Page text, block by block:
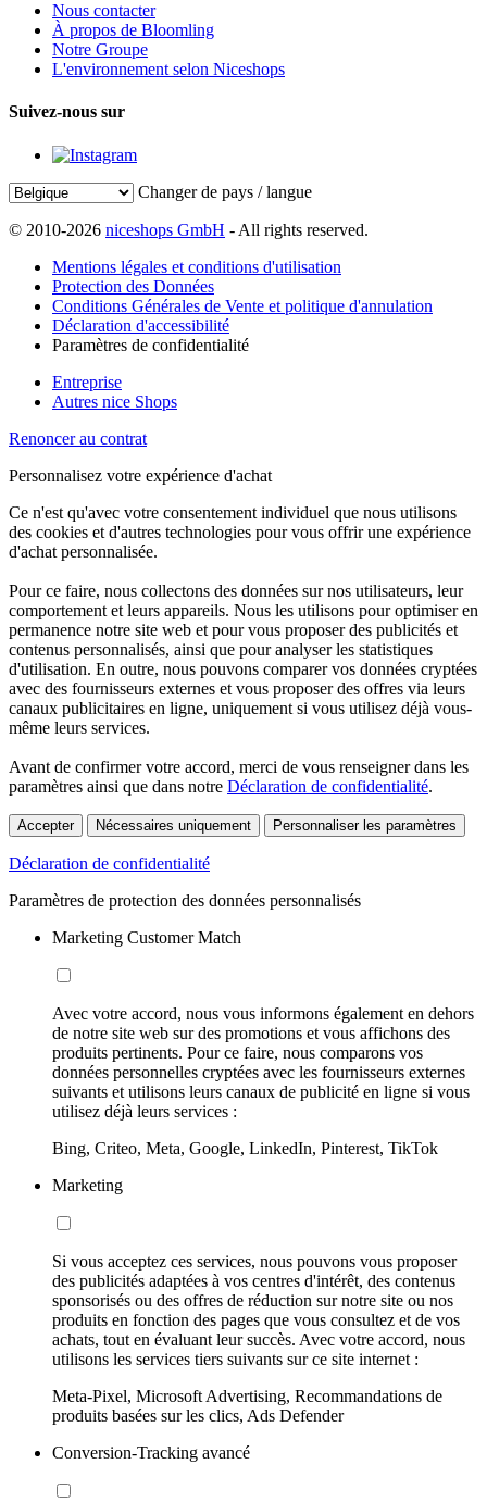
Nous contacter
À propos de Bloomling
Notre Groupe
L'environnement selon Niceshops
Suivez-nous sur
Changer de pays / langue
© 2010-2026 niceshops GmbH - All rights reserved.
Mentions légales et conditions d'utilisation
Protection des Données
Conditions Générales de Vente et politique d'annulation
Déclaration d'accessibilité
Paramètres de confidentialité
Entreprise
Autres nice Shops
Renoncer au contrat
Personnalisez votre expérience d'achat
Ce n'est qu'avec votre consentement individuel que nous utilisons
des cookies et d'autres technologies pour vous offrir une expérience
d'achat personnalisée.
Pour ce faire, nous collectons des données sur nos utilisateurs, leur
comportement et leurs appareils. Nous les utilisons pour optimiser en
permanence notre site web et pour vous proposer des publicités et
contenus personnalisés, ainsi que pour analyser les statistiques
d'utilisation. En outre, nous pouvons comparer vos données cryptées
avec des fournisseurs externes et vous proposer des offres via leurs
canaux publicitaires en ligne, uniquement si vous utilisez déjà vous-
même leurs services.
Avant de confirmer votre accord, merci de vous renseigner dans les
paramètres ainsi que dans notre Déclaration de confidentialité.
Accepter Nécessaires uniquement Personnaliser les paramètres
Déclaration de confidentialité
Paramètres de protection des données personnalisés
Marketing Customer Match
Avec votre accord, nous vous informons également en dehors
de notre site web sur des promotions et vous affichons des
produits pertinents. Pour ce faire, nous comparons vos
données personnelles cryptées avec les fournisseurs externes
suivants et utilisons leurs canaux de publicité en ligne si vous
utilisez déjà leurs services :
Bing, Criteo, Meta, Google, LinkedIn, Pinterest, TikTok
Marketing
Si vous acceptez ces services, nous pouvons vous proposer
des publicités adaptées à vos centres d'intérêt, des contenus
sponsorisés ou des offres de réduction sur notre site ou nos
produits en fonction des pages que vous consultez et de vos
achats, tout en évaluant leur succès. Avec votre accord, nous
utilisons les services tiers suivants sur ce site internet :
Meta-Pixel, Microsoft Advertising, Recommandations de
produits basées sur les clics, Ads Defender
Conversion-Tracking avancé